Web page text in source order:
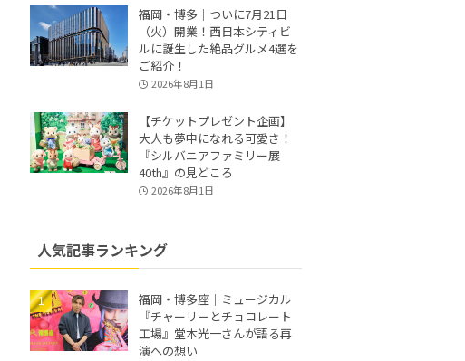
福岡・博多｜ついに7月21日
（火）開業！西日本シティビ
ルに誕生した絶品グルメ4選を
ご紹介！
2026年8月1日
【チケットプレゼント企画】
大人も夢中になれる可愛さ！
『シルバニアファミリー展
40th』の見どころ
2026年8月1日
人気記事ランキング
福岡・博多座｜ミュージカル
『チャーリーとチョコレート
工場』堂本光一さんが語る再
演への想い